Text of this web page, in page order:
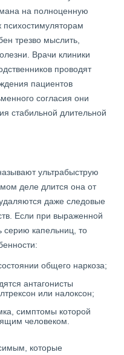
на полноценную
трезво мыслить,
Врачи клиники
проводят
пациентов
согласия они
стабильной длительной
ультрабыструю
деле длится она от
даже следовые
Если при выраженной
серию капельниц, то
общего наркоза;
антагонисты
или налоксон;
симптомы которой
человеком.
которые